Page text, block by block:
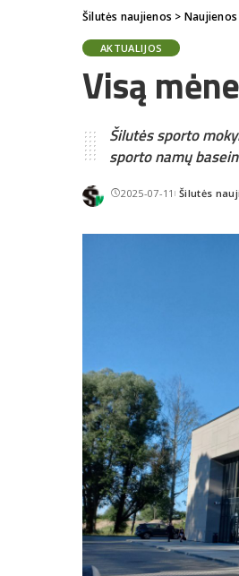
Šilutės naujienos > Naujienos
AKTUALIJOS
Visą
Šilutės sporto
sporto namų
2025-07-11 Posted
Šilutės